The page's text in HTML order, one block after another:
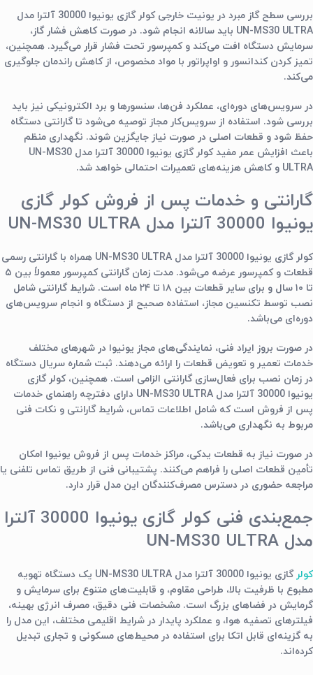
بررسی سطح گاز مبرد در یونیت خارجی کولر گازی یونیوا 30000 آلترا مدل
UN-MS30 ULTRA باید سالانه انجام شود. در صورت کاهش فشار گاز،
سرمایش دستگاه افت می‌کند و کمپرسور تحت فشار قرار می‌گیرد. همچنین،
تمیز کردن کندانسور و اواپراتور با مواد مخصوص، از کاهش راندمان جلوگیری
می‌کند.
در سرویس‌های دوره‌ای، عملکرد فن‌ها، سنسورها و برد الکترونیکی نیز باید
بررسی شود. استفاده از سرویس‌کار مجاز توصیه می‌شود تا گارانتی دستگاه
حفظ شود و قطعات اصلی در صورت نیاز جایگزین شوند. نگهداری منظم
باعث افزایش عمر مفید کولر گازی یونیوا 30000 آلترا مدل UN-MS30
ULTRA و کاهش هزینه‌های تعمیرات احتمالی خواهد شد.
گارانتی و خدمات پس از فروش کولر گازی
یونیوا 30000 آلترا مدل UN-MS30 ULTRA
کولر گازی یونیوا 30000 آلترا مدل UN-MS30 ULTRA همراه با گارانتی رسمی
قطعات و کمپرسور عرضه می‌شود. مدت زمان گارانتی کمپرسور معمولاً بین ۵
تا ۱۰ سال و برای سایر قطعات بین ۱۸ تا ۲۴ ماه است. شرایط گارانتی شامل
نصب توسط تکنسین مجاز، استفاده صحیح از دستگاه و انجام سرویس‌های
دوره‌ای می‌باشد.
در صورت بروز ایراد فنی، نمایندگی‌های مجاز یونیوا در شهرهای مختلف
خدمات تعمیر و تعویض قطعات را ارائه می‌دهند. ثبت شماره سریال دستگاه
در زمان نصب برای فعال‌سازی گارانتی الزامی است. همچنین، کولر گازی
یونیوا 30000 آلترا مدل UN-MS30 ULTRA دارای دفترچه راهنمای خدمات
پس از فروش است که شامل اطلاعات تماس، شرایط گارانتی و نکات فنی
مربوط به نگهداری می‌باشد.
در صورت نیاز به قطعات یدکی، مراکز خدمات پس از فروش یونیوا امکان
تأمین قطعات اصلی را فراهم می‌کنند. پشتیبانی فنی از طریق تماس تلفنی یا
مراجعه حضوری در دسترس مصرف‌کنندگان این مدل قرار دارد.
جمع‌بندی فنی کولر گازی یونیوا 30000 آلترا
مدل UN-MS30 ULTRA
کولر
گازی یونیوا 30000 آلترا مدل UN-MS30 ULTRA یک دستگاه تهویه
مطبوع با ظرفیت بالا، طراحی مقاوم، و قابلیت‌های متنوع برای سرمایش و
گرمایش در فضاهای بزرگ است. مشخصات فنی دقیق، مصرف انرژی بهینه،
فیلترهای تصفیه هوا، و عملکرد پایدار در شرایط اقلیمی مختلف، این مدل را
به گزینه‌ای قابل اتکا برای استفاده در محیط‌های مسکونی و تجاری تبدیل
کرده‌اند.